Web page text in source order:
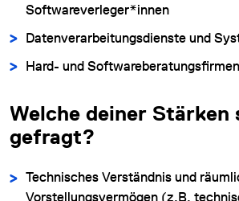
Softwareverleger*innen
Datenverarbeitungsdienste und
Hard- und Softwareberatungsfirmen
Welche deiner Stärken
gefragt?
Technisches Verständnis und
Vorstellungsvermögen (z.B.